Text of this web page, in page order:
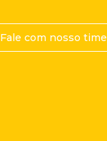
Fale com nosso time